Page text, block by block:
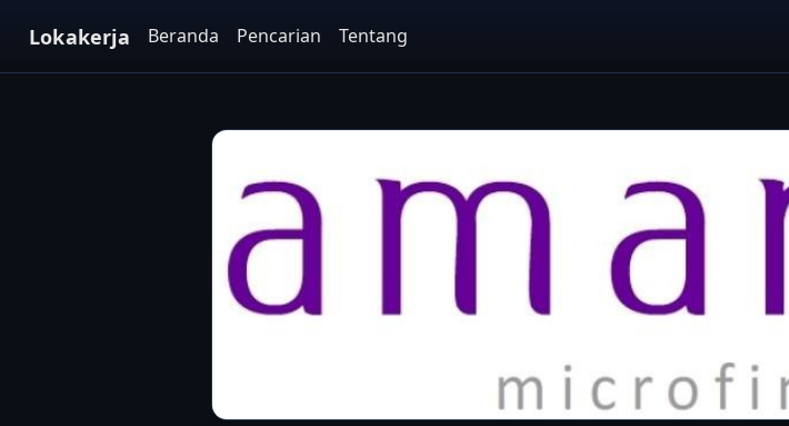
Lokakerja Beranda Pencarian Tentang